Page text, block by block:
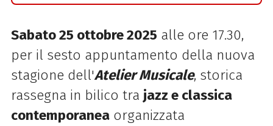
Sabato 25 ottobre 2025 alle ore 17.30,
per il sesto appuntamento della nuova
stagione dell'Atelier Musicale, storica
rassegna in bilico tra jazz e classica
contemporaneaorganizzata